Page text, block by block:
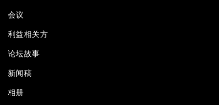
会议
利益相关方
论坛故事
新闻稿
相册